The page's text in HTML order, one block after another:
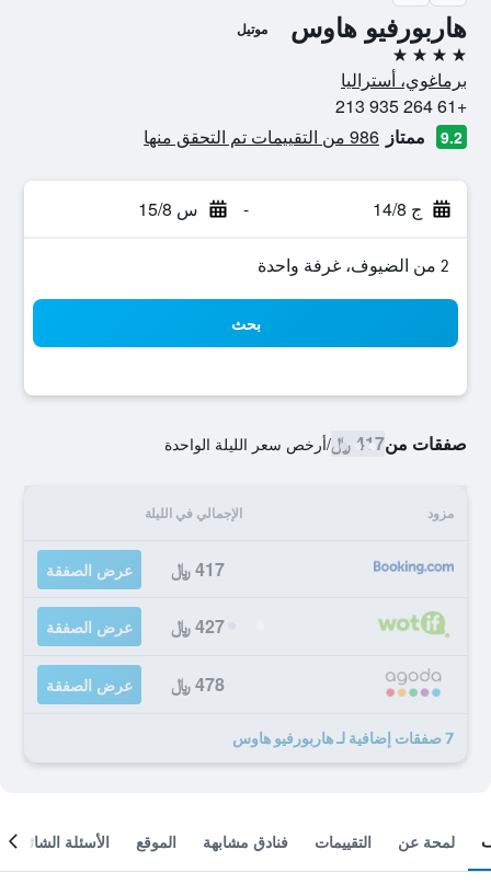
هاربورفيو هاوس موتيل
4 نجوم
برماغوي، أستراليا
+61 264 935 213
9.2 ممتاز 986 من التقييمات تم التحقق منها
ج 14/8 - س 15/8
2 من الضيوف، غرفة واحدة
بحث
صفقات من417 ﷼ /أرخص سعر الليلة الواحدة
مزود الإجمالي في الليلة
417 ﷼ عرض الصفقة
427 ﷼ عرض الصفقة
478 ﷼ عرض الصفقة
7 صفقات إضافية لـ هاربورفيو هاوس
لمحة عن التقييمات فنادق مشابهة الموقع الأسئلة الشائعة